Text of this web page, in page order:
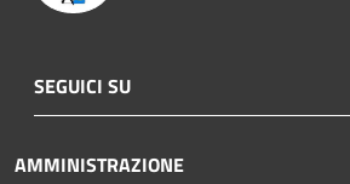
SEGUICI SU
AMMINISTRAZIONE